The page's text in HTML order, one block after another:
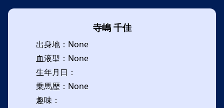
寺嶋 千佳
出身地：None
血液型：None
生年月日：
乗馬歴：None
趣味：